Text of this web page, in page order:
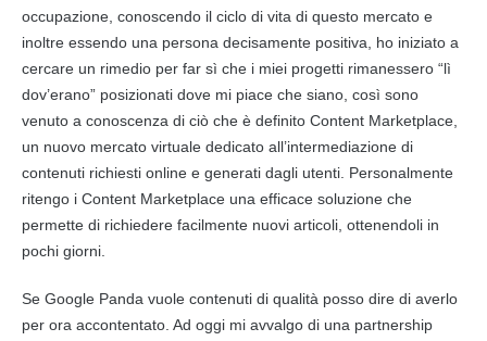
occupazione, conoscendo il ciclo di vita di questo mercato e
inoltre essendo una persona decisamente positiva, ho iniziato a
cercare un rimedio per far sì che i miei progetti rimanessero “lì
dov’erano” posizionati dove mi piace che siano, così sono
venuto a conoscenza di ciò che è definito Content Marketplace
un nuovo mercato virtuale dedicato all’intermediazione di
contenuti richiesti online e generati dagli utenti. Personalmente
ritengo i Content Marketplace una efficace soluzione che
permette di richiedere facilmente nuovi articoli, ottenendoli in
pochi giorni.
Se Google Panda vuole contenuti di qualità posso dire di averlo
per ora accontentato. Ad oggi mi avvalgo di una partnership